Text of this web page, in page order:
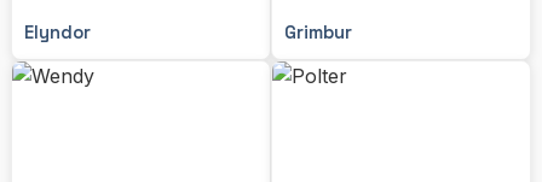
Elyndor Grimbur